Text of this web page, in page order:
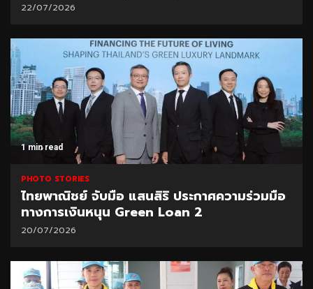
22/07/2026
1 min read
PHOTO STORIES
ไทยพาณิชย์ จับมือ แสนสิริ ประกาศความร่วมมือ
ทางการเงินหนุน Green Loan 2
20/07/2026